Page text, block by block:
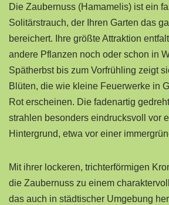
Die Zaubernuss (Hamamelis) ist ein
Solitärstrauch, der Ihren Garten das
bereichert. Ihre größte Attraktion
andere Pflanzen noch oder schon in
Spätherbst bis zum Vorfrühling zeigt
Blüten, die wie kleine Feuerwerke in
Rot erscheinen. Die fadenartig
strahlen besonders eindrucksvoll vor
Hintergrund, etwa vor einer
Mit ihrer lockeren, trichterförmigen
die Zaubernuss zu einem
das auch in städtischer Umgebung